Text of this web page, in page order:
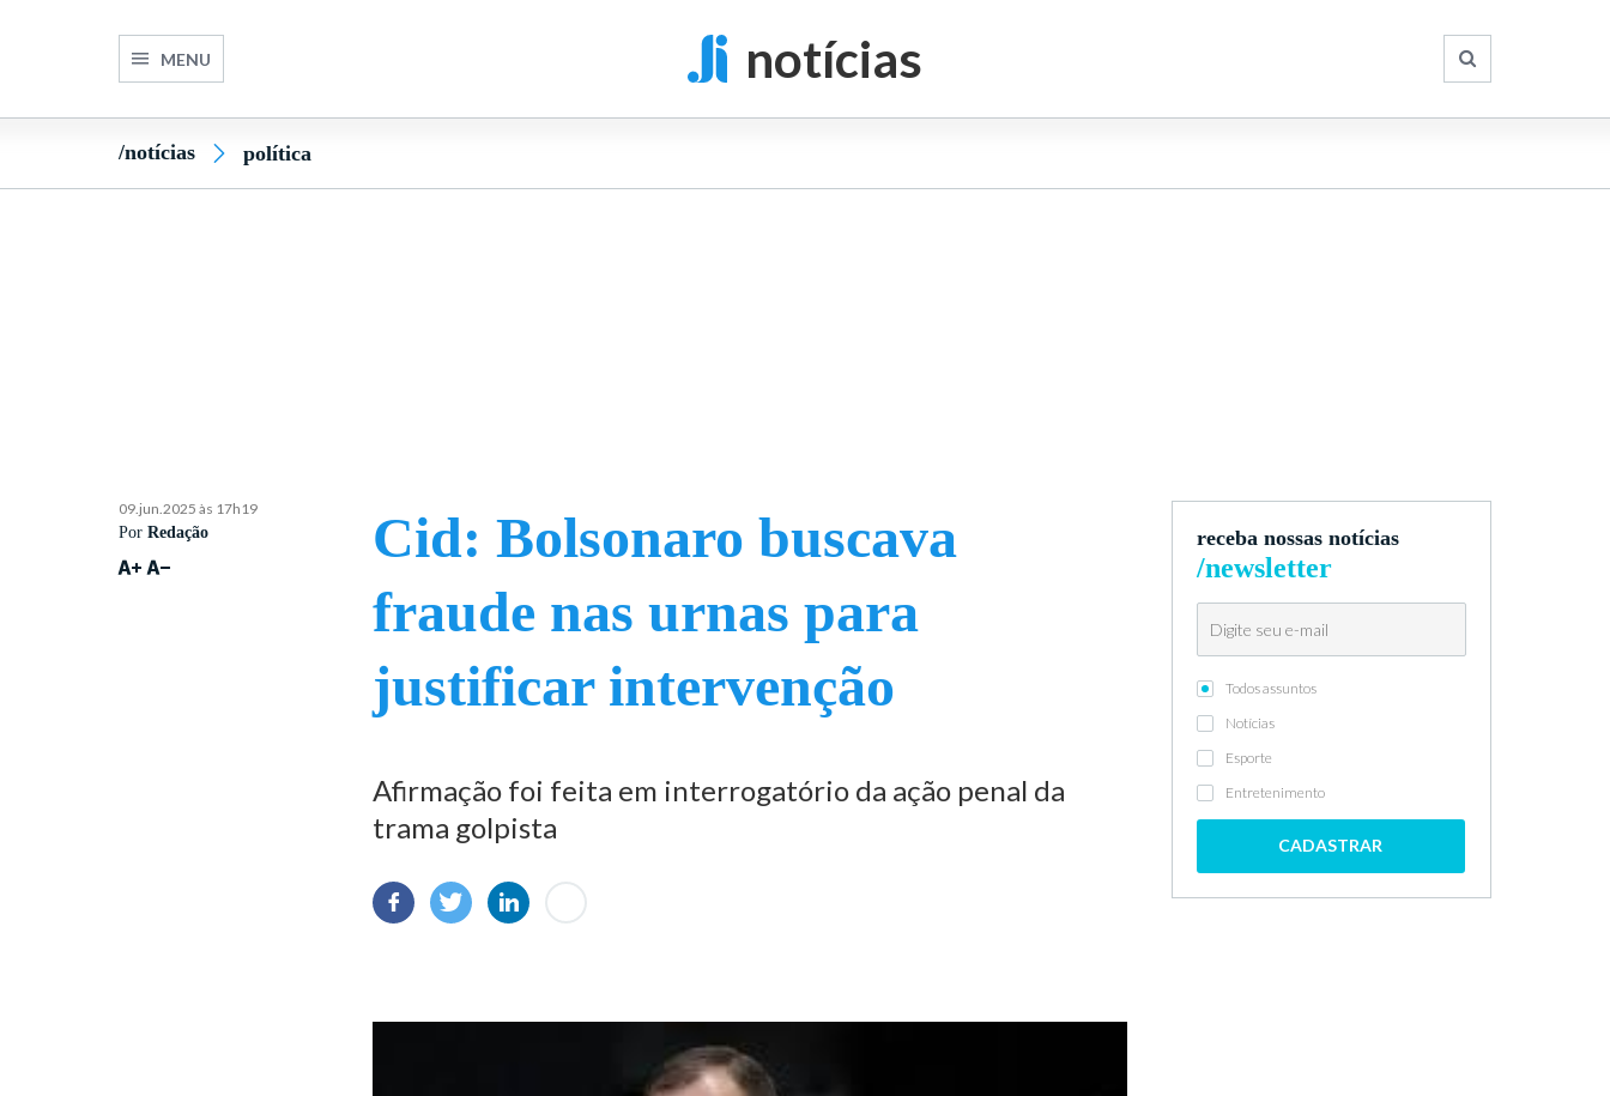
MENU notícias
/notícias política
09.jun.2025 às 17h19
PorRedação
Cid: Bolsonaro buscava
fraude nas urnas para
justificar intervenção
Afirmação foi feita em interrogatório da ação penal da
trama golpista
receba nossas notícias
/newsletter
Todos assuntos
Notícias
Esporte
Entretenimento
CADASTRAR